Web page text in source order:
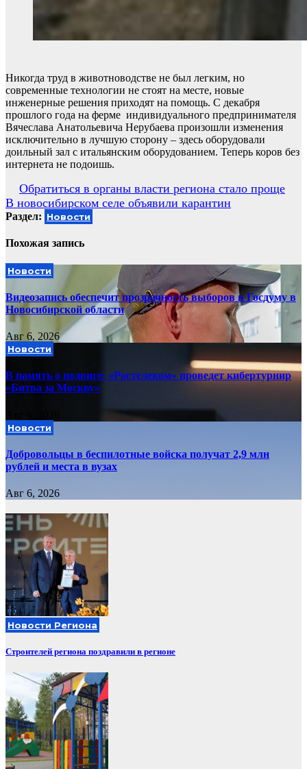
Никогда труд в животноводстве не был легким, но
современные технологии не стоят на месте, новые
инженерные решения приходят на помощь. С декабря
прошлого года на ферме индивидуального предпринимателя
Вячеслава Анатольевича Нерубаева произошли изменения
исключительно в лучшую сторону – здесь оборудовали
доильный зал с итальянским оборудованием. Теперь коров без
интернета не подоишь.
Навигация
по
записям
Обратиться в органы власти региона стало проще
В новосибирском селе объявили карантин
Раздел: Новости
Похожая запись
Новости
Видеозапись обеспечит прозрачность выборов в Госдуму в
Новосибирской области
Авг 6, 2026
Новости
В память о подвиге: «Ростелеком» проведет кибертурнир
«Битва за Москву»
Новости
Добровольцы в беспилотные войска получат 2,9 млн
рублей и места в вузах
Авг 6, 2026
Новости Региона
Строителей региона поздравили в регионе